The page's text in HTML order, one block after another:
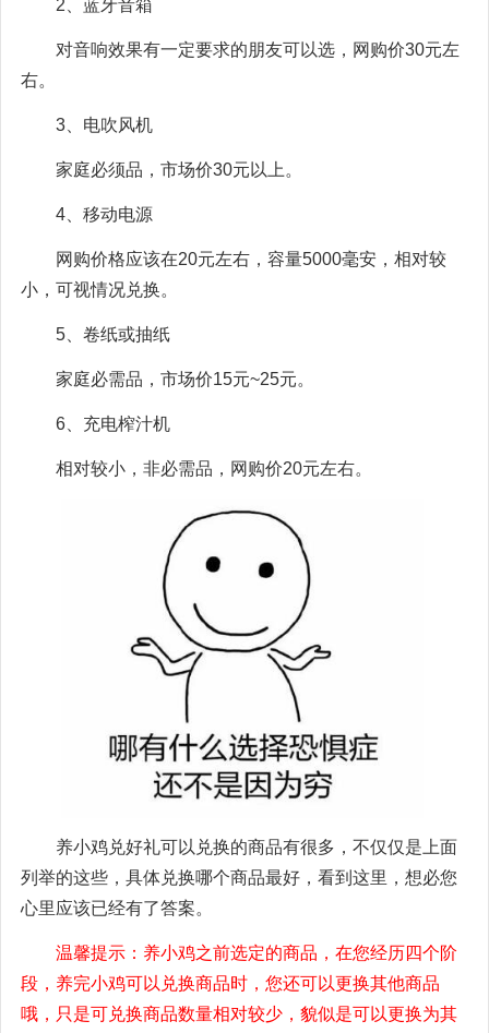
2、蓝牙音箱
对音响效果有一定要求的朋友可以选，网购价30元左
右。
3、电吹风机
家庭必须品，市场价30元以上。
4、移动电源
网购价格应该在20元左右，容量5000毫安，相对较
小，可视情况兑换。
5、卷纸或抽纸
家庭必需品，市场价15元~25元。
6、充电榨汁机
相对较小，非必需品，网购价20元左右。
养小鸡兑好礼可以兑换的商品有很多，不仅仅是上面
列举的这些，具体兑换哪个商品最好，看到这里，想必您
心里应该已经有了答案。
温馨提示：养小鸡之前选定的商品，在您经历四个阶
段，养完小鸡可以兑换商品时，您还可以更换其他商品
哦，只是可兑换商品数量相对较少，貌似是可以更换为其